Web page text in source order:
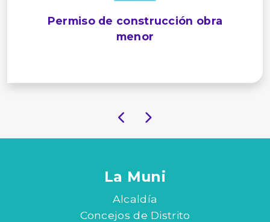
Permiso de construcción obra
menor
La Muni
Alcaldía
Concejos de Distrito